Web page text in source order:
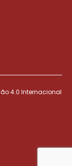
4.0 Internacional